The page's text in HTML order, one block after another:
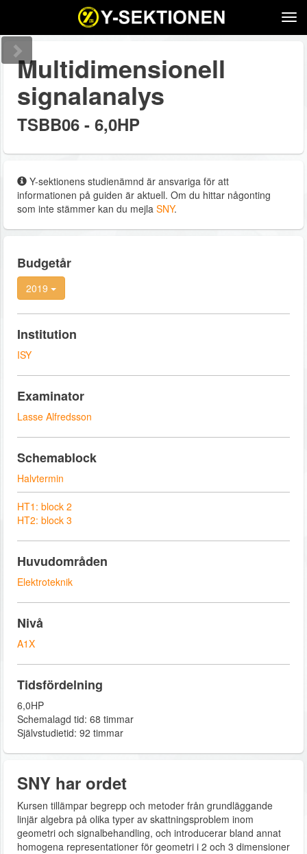
Multidimensionell
signalanalys
TSBB06 - 6,0HP
Y-sektionens studienämnd är ansvariga för att
informationen på guiden är aktuell. Om du hittar någonting
som inte stämmer kan du mejla SNY.
Budgetår
2019
Institution
ISY
Examinator
Lasse Alfredsson
Schemablock
Halvtermin
HT1: block 2
HT2: block 3
Huvudområden
Elektroteknik
Nivå
A1X
Tidsfördelning
6,0HP
Schemalagd tid: 68 timmar
Självstudietid: 92 timmar
SNY har ordet
Kursen tillämpar begrepp och metoder från grundläggande
linjär algebra på olika typer av skattningsproblem inom
geometri och signalbehandling, och introducerar bland annat
homogena representationer för geometri i 2 och 3 dimensioner